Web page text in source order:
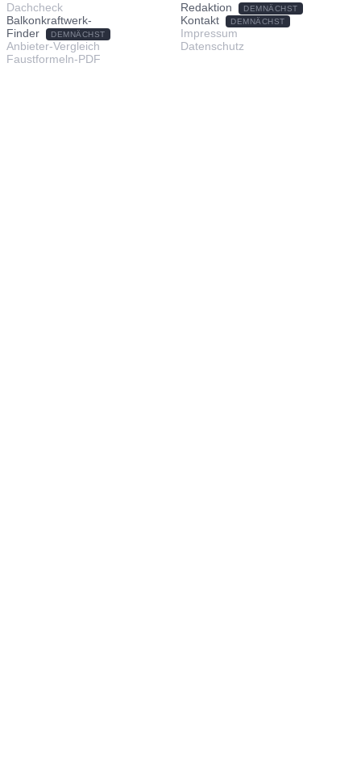
Dachcheck
Balkonkraftwerk-
Finder
DEMNÄCHST
Anbieter-Vergleich
Faustformeln-PDF
Redaktion DEMNÄCHST
Kontakt DEMNÄCHST
Impressum
Datenschutz